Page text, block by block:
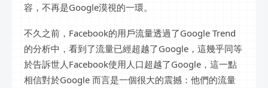
容，不再是Google漠視的一環。
不久之前，Facebook的用戶流量透過了Google Trend
的分析中，看到了流量已經超越了Google，這幾乎同等
於告訴世人Facebook使用人口超越了Google，這一點
相信對於Google 而言是一個很大的震撼：他們的流量